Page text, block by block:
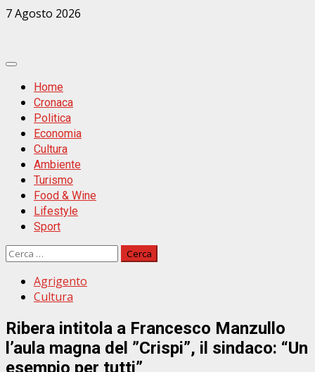
Zum
7 Agosto 2026
Primäres
MenüHome
Cronaca
Politica
Economia
Cultura
Ambiente
Turismo
Food & Wine
Lifestyle
Sport
Ricerca
Agrigento
Cultura
Ribera intitola a Francesco Manzullo
l’aula magna del ”Crispi”, il sindaco: “Un
esempio per tutti”